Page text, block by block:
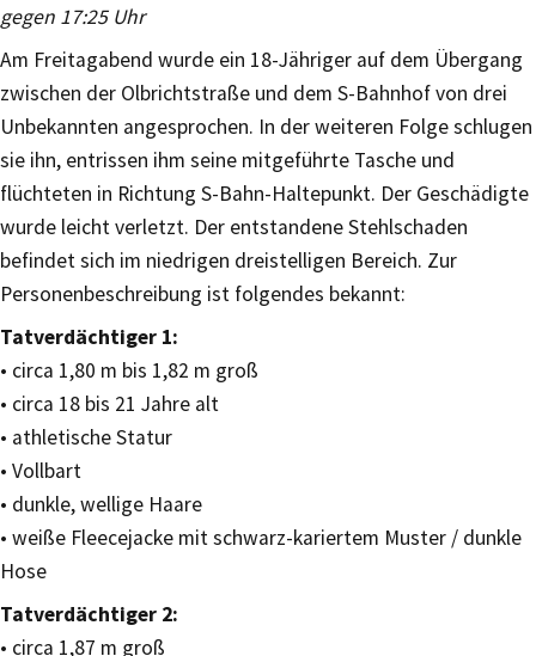
gegen 17:25 Uhr
Am Freitagabend wurde ein 18-Jähriger auf dem Übergang
zwischen der Olbrichtstraße und dem S-Bahnhof von drei
Unbekannten angesprochen. In der weiteren Folge schlugen
sie ihn, entrissen ihm seine mitgeführte Tasche und
flüchteten in Richtung S-Bahn-Haltepunkt. Der Geschädigte
wurde leicht verletzt. Der entstandene Stehlschaden
befindet sich im niedrigen dreistelligen Bereich. Zur
Personenbeschreibung ist folgendes bekannt:
Tatverdächtiger 1:
• circa 1,80 m bis 1,82 m groß
• circa 18 bis 21 Jahre alt
• athletische Statur
• Vollbart
• dunkle, wellige Haare
• weiße Fleecejacke mit schwarz-kariertem Muster / dunkle
Hose
Tatverdächtiger 2:
• circa 1,87 m groß